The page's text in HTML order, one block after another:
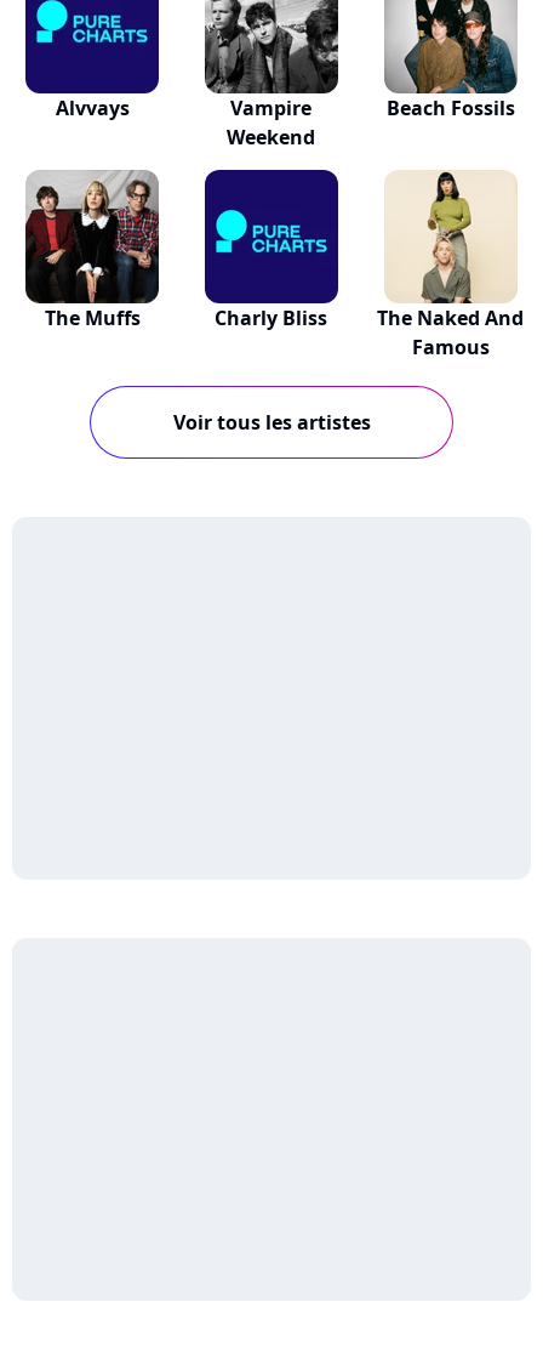
Alvvays
Vampire
Weekend
Beach Fossils
The Muffs Charly Bliss
The Naked And
Famous
Voir tous les artistes